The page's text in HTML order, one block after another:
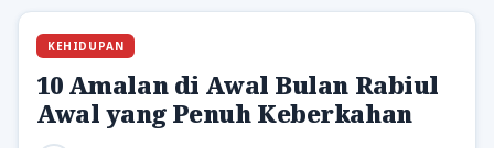
KEHIDUPAN
10 Amalan di Awal Bulan Rabiul
Awal yang Penuh Keberkahan